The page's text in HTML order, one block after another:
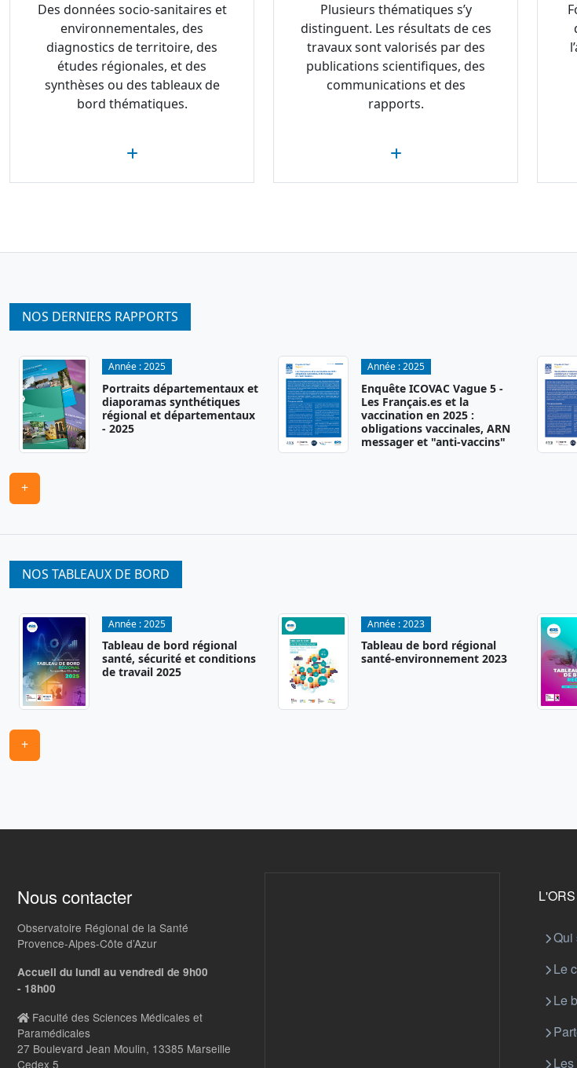
Des données socio-sanitaires et
environnementales, des
diagnostics de territoire, des
études régionales, et des
synthèses ou des tableaux de
bord thématiques.
Plusieurs thématiques s’y
distinguent. Les résultats de ces
travaux sont valorisés par des
publications scientifiques, des
communications et des
rapports.
NOS DERNIERS RAPPORTS
Année :2025
Portraits départementaux et
diaporamas synthétiques
régional et départementaux
- 2025
Année :2025
Enquête ICOVAC Vague 5 -
Les Français.es et la
vaccination en 2025 :
obligations vaccinales, ARN
messager et "anti-vaccins"
+
NOS TABLEAUX DE BORD
Année :2025
Tableau de bord régional
santé, sécurité et conditions
de travail 2025
Année :2023
Tableau de bord régional
santé-environnement 2023
+
Nous contacter
Observatoire Régional de la Santé
Provence-Alpes-Côte d’Azur
Accueil du lundi au vendredi de 9h00
- 18h00
Faculté des Sciences Médicales et
Paramédicales
27 Boulevard Jean Moulin, 13385 Marseille
Cedex 5
Qui
Le
Le